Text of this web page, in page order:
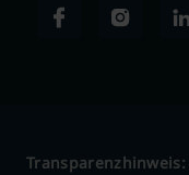
Transparenzhinweis: